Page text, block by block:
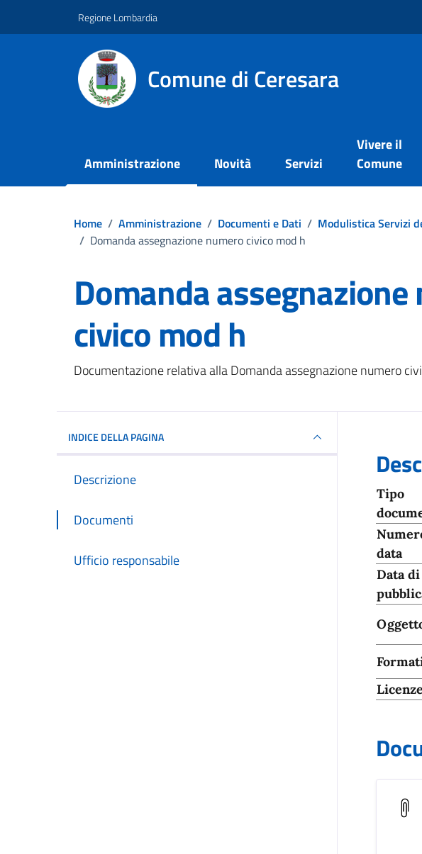
Regione Lombardia
Comune di Ceresara
Amministrazione Novità Servizi
Vivere il
Comune
Home / Amministrazione / Documenti e Dati / Modulistica Servizi
/ Domanda assegnazione numero civico mod h
Domanda
civico mod h
Dettagli del documento
Documentazione relativa alla Domanda assegnazione numero
INDICE DELLA PAGINA
Descrizione
Documenti
Ufficio responsabile
Tipo
data
Data di
Licenze